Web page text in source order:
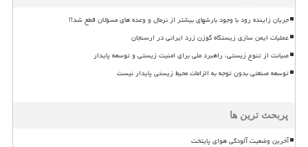
جریان زاینده رود با وجود بارشهای بیشتر از نرمال و وعده های مسؤلان قطع شد!!
عملیات ایمن سازی زیستگاه گوزن زرد ایرانی در ارسنجان
صیانت از تنوع زیستی، راهبرد ملی برای امنیت زیستی و توسعه پایدار
توسعه صنعتی بدون توجه به الزامات محیط زیستی پایدار نیست
پربحث ترین ها
آخرین وضعیت آلودگی هوای پایتخت